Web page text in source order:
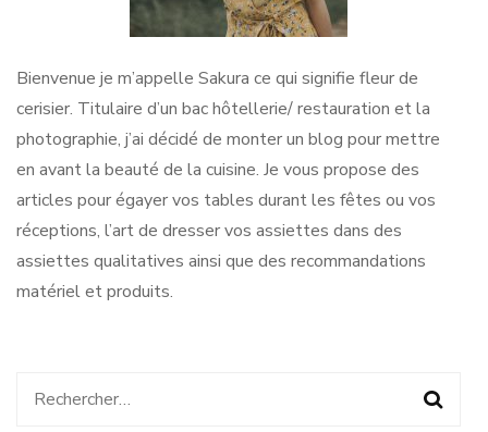
Bienvenue je m’appelle Sakura ce qui signifie fleur de
cerisier. Titulaire d’un bac hôtellerie/ restauration et la
photographie, j’ai décidé de monter un blog pour mettre
en avant la beauté de la cuisine. Je vous propose des
articles pour égayer vos tables durant les fêtes ou vos
réceptions, l’art de dresser vos assiettes dans des
assiettes qualitatives ainsi que des recommandations
matériel et produits.
Rechercher :